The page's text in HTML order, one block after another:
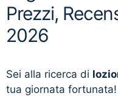
Prezzi,
2026
Sei alla ricerca di
tua giornata fortunata!